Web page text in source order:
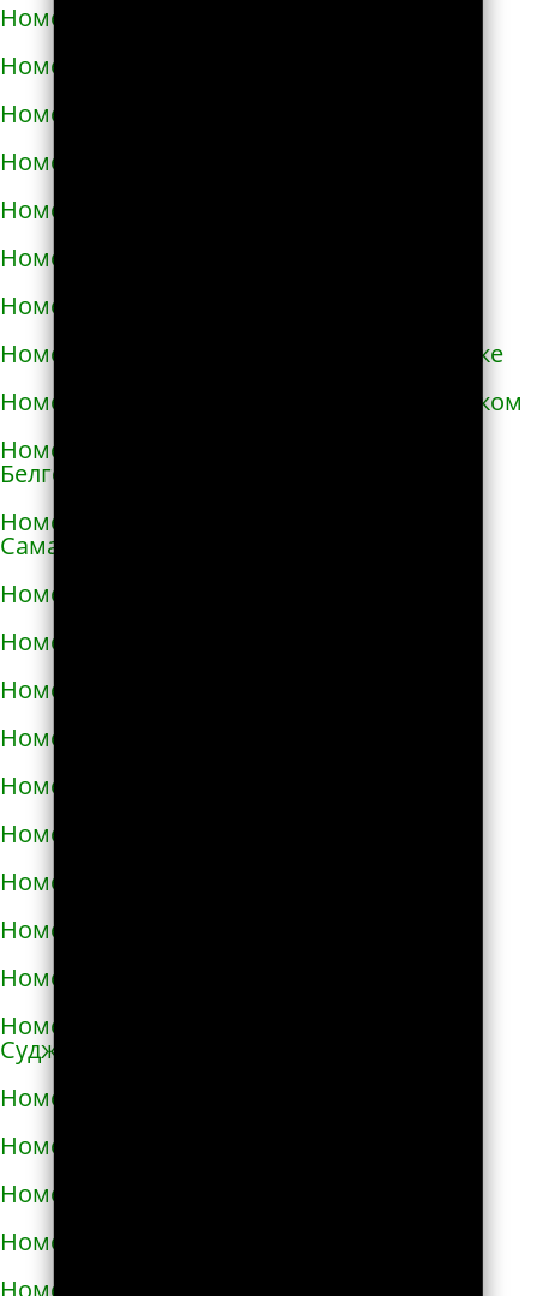
Номера телефонов такси в Аксае
Номера телефонов такси в Алагире
Номера телефонов такси в Алапаевске
Номера телефонов такси в Алатыре
Номера телефонов такси в Алдане
Номера телефонов такси в Алейске
Номера телефонов такси в Александрове
Номера телефонов такси в Александровске
Номера телефонов такси в Александровском
Номера телефонов такси в Алексеевке
Белгородской области
Номера телефонов такси в Алексеевке
Самарской области
Номера телефонов такси в Алексине
Номера телефонов такси в Алупке
Номера телефонов такси в Алуште
Номера телефонов такси в Альметьевске
Номера телефонов такси в Амурске
Номера телефонов такси в Анадыре
Номера телефонов такси в Анапе
Номера телефонов такси в Ангарске
Номера телефонов такси в Андреаполе
Номера телефонов такси в Анжеро-
Судженске
Номера телефонов такси в Аниве
Номера телефонов такси в Анне
Номера телефонов такси в Апатитах
Номера телефонов такси в Апрелевке
Номера телефонов такси в Апшеронске